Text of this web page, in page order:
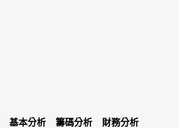
基本分析 籌碼分析 財務分析